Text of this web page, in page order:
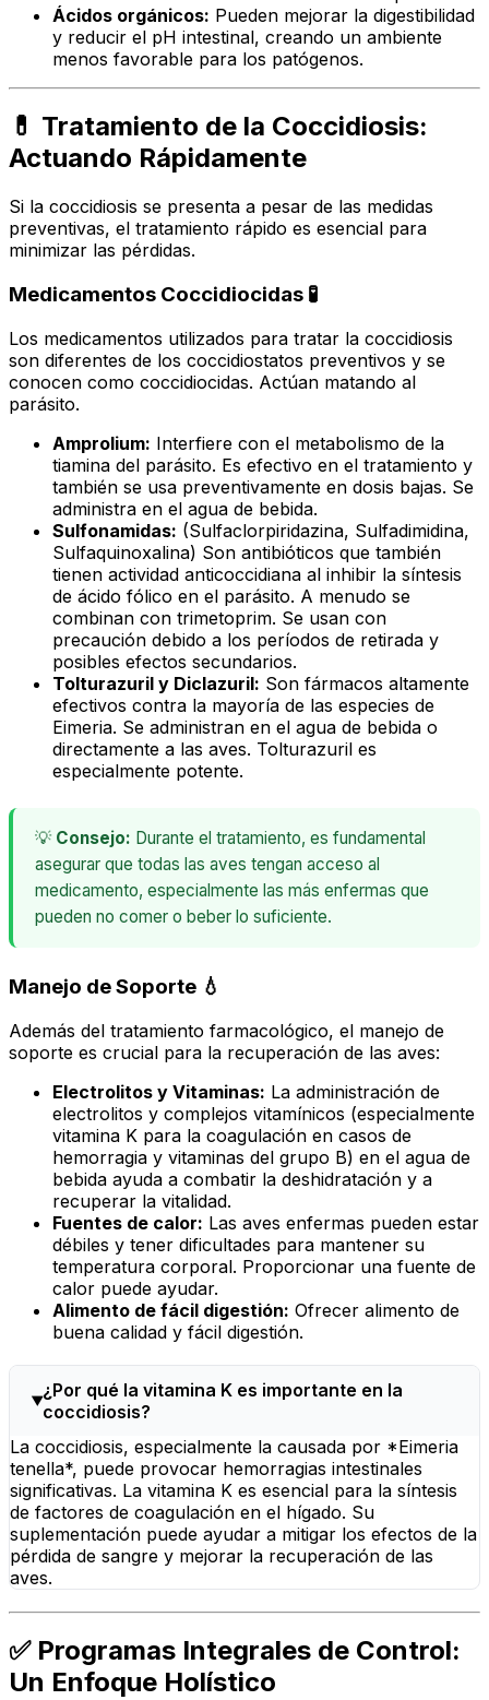
Ácidos orgánicos: Pueden mejorar la digestibilidad
y reducir el pH intestinal, creando un ambiente
menos favorable para los patógenos.
💊 Tratamiento de la Coccidiosis:
Actuando Rápidamente
Si la coccidiosis se presenta a pesar de las medidas
preventivas, el tratamiento rápido es esencial para
minimizar las pérdidas.
Medicamentos Coccidiocidas 🧪
Los medicamentos utilizados para tratar la coccidiosis
son diferentes de los coccidiostatos preventivos y se
conocen como coccidiocidas. Actúan matando al
parásito.
Amprolium: Interfiere con el metabolismo de la
tiamina del parásito. Es efectivo en el tratamiento y
también se usa preventivamente en dosis bajas. Se
administra en el agua de bebida.
Sulfonamidas: (Sulfaclorpiridazina, Sulfadimidina,
Sulfaquinoxalina) Son antibióticos que también
tienen actividad anticoccidiana al inhibir la síntesis
de ácido fólico en el parásito. A menudo se
combinan con trimetoprim. Se usan con
precaución debido a los períodos de retirada y
posibles efectos secundarios.
Tolturazuril y Diclazuril: Son fármacos altamente
efectivos contra la mayoría de las especies de
Eimeria. Se administran en el agua de bebida o
directamente a las aves. Tolturazuril es
especialmente potente.
💡 Consejo: Durante el tratamiento, es fundamental
asegurar que todas las aves tengan acceso al
medicamento, especialmente las más enfermas que
pueden no comer o beber lo suficiente.
Manejo de Soporte 💧
Además del tratamiento farmacológico, el manejo de
soporte es crucial para la recuperación de las aves:
Electrolitos y Vitaminas: La administración de
electrolitos y complejos vitamínicos (especialmente
vitamina K para la coagulación en casos de
hemorragia y vitaminas del grupo B) en el agua de
bebida ayuda a combatir la deshidratación y a
recuperar la vitalidad.
Fuentes de calor: Las aves enfermas pueden estar
débiles y tener dificultades para mantener su
temperatura corporal. Proporcionar una fuente de
calor puede ayudar.
Alimento de fácil digestión: Ofrecer alimento de
buena calidad y fácil digestión.
¿Por qué la vitamina K es importante en la
coccidiosis?
La coccidiosis, especialmente la causada por *Eimeria
tenella*, puede provocar hemorragias intestinales
significativas. La vitamina K es esencial para la síntesis
de factores de coagulación en el hígado. Su
suplementación puede ayudar a mitigar los efectos de la
pérdida de sangre y mejorar la recuperación de las
aves.
✅ Programas Integrales de Control:
Un Enfoque Holístico